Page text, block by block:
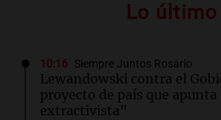
Lo último
10:16 Siempre Juntos Rosario
Lewandowski contra el
proyecto de país que
extractivista"